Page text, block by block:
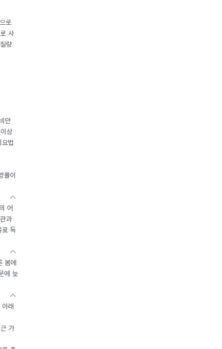
로
사
량
만
상
법
률이
어
과
료 독
봄에
에 늦
래
가